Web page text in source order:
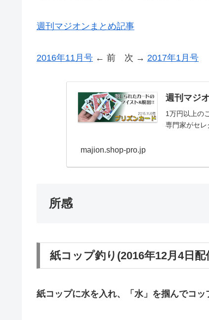
週刊マジオンまとめ記事
2016年11月号 ← 前 次 → 2017年1月号
週刊マジ
1万円以上の
専門家がセレ
majion.shop-pro.jp
所感
紙コップ釣り(2016年12月4日配
紙コップに水を入れ、「水」を掴んでコッ